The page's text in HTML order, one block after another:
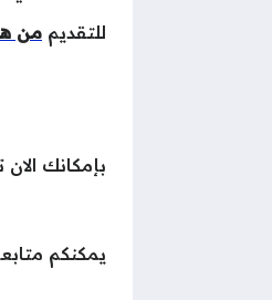
للتقديم من
بإمكانك
يمكنكم